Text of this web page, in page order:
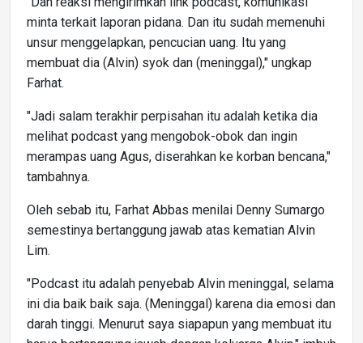
minta terkait laporan pidana. Dan itu sudah memenuhi
unsur menggelapkan, pencucian uang. Itu yang
membuat dia (Alvin) syok dan (meninggal)," ungkap
Farhat.
"Jadi salam terakhir perpisahan itu adalah ketika dia
melihat podcast yang mengobok-obok dan ingin
merampas uang Agus, diserahkan ke korban bencana,"
tambahnya.
Oleh sebab itu, Farhat Abbas menilai Denny Sumargo
semestinya bertanggung jawab atas kematian Alvin
Lim.
"Podcast itu adalah penyebab Alvin meninggal, selama
ini dia baik baik saja. (Meninggal) karena dia emosi dan
darah tinggi. Menurut saya siapapun yang membuat itu